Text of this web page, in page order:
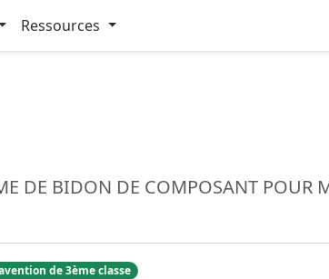
Ressources
DE BIDON DE COMPOSANT POUR
de 3ème classe